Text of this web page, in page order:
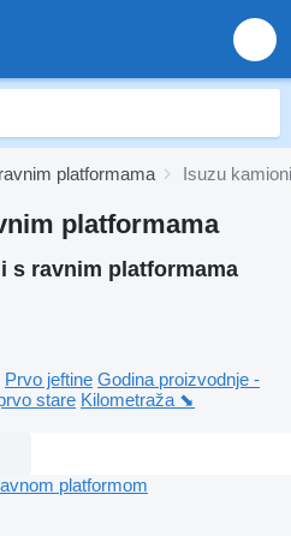
platformama Isuzu
platformama
s ravnim platformama
Prvo jeftine Godina proizvodnje -
stare Kilometraža ⬊